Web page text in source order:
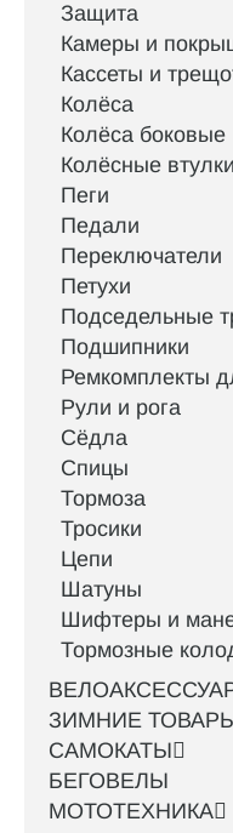
Защита
Камеры и
Кассеты и
Колёса
Колёса боковые
Колёсные
Пеги
Педали
Переключатели
Петухи
Подседельные
Подшипники
Ремкомплекты
Рули и рога
Сёдла
Спицы
Тормоза
Тросики
Цепи
Шатуны
Шифтеры и
Тормозные
ЗИМНИЕ
САМОКАТЫ
БЕГОВЕЛЫ
МОТОТЕХНИКА